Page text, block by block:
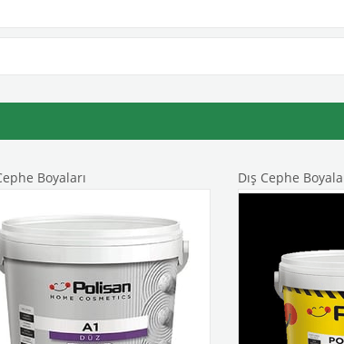
Boyaları Dış Cephe